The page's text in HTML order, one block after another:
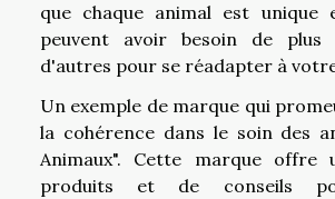
que chaque animal est unique
peuvent avoir besoin de
d'autres pour se réadapter à
Un exemple de marque qui
la cohérence dans le soin des
Animaux". Cette marque offre
produits et de conseils